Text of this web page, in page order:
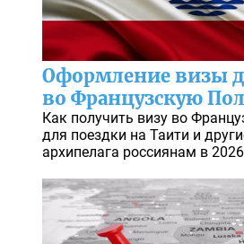
Оформление визы
во Французскую
Как получить визу во
для поездки на Таити и
архипелага россиянам в 2026